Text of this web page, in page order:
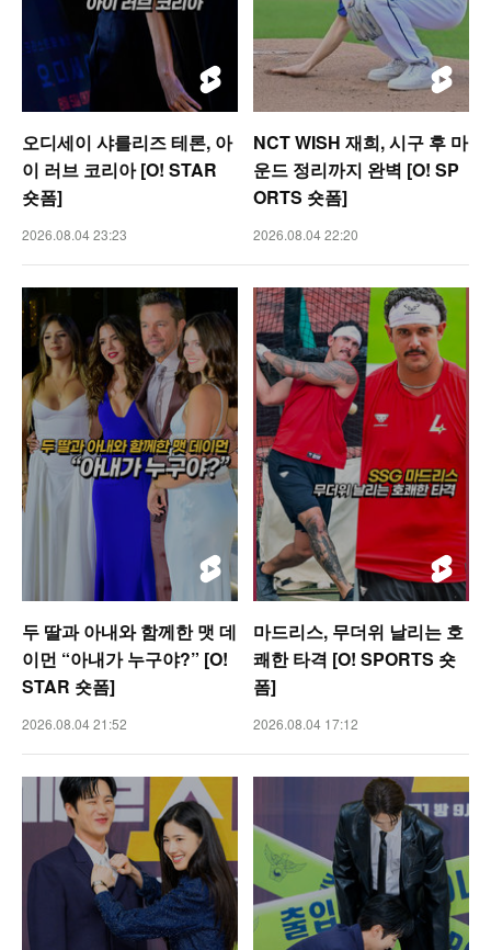
오디세이 샤를리즈 테론, 아
이 러브 코리아 [O! STAR
숏폼]
2026.08.04 23:23
NCT WISH 재희, 시구 후 마
운드 정리까지 완벽 [O! SP
ORTS 숏폼]
2026.08.04 22:20
두 딸과 아내와 함께한 맷 데
이먼 “아내가 누구야?” [O!
STAR 숏폼]
2026.08.04 21:52
마드리스, 무더위 날리는 호
쾌한 타격 [O! SPORTS 숏
폼]
2026.08.04 17:12